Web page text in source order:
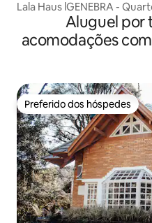
Lala Haus
Aluguel por
acomodações
Preferido dos hóspedes
Preferido dos hóspedes